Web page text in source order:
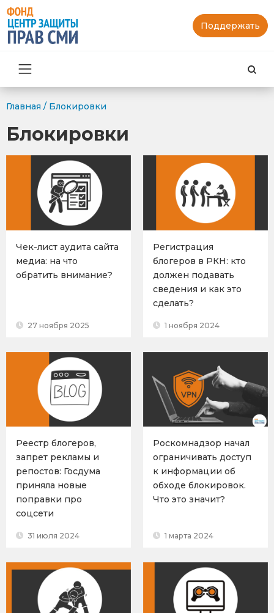
Поддержать
Главная / Блокировки
Блокировки
Чек-лист аудита сайта
медиа: на что
обратить внимание?
27 ноября 2025
Регистрация
блогеров в РКН: кто
должен подавать
сведения и как это
сделать?
1 ноября 2024
Реестр блогеров,
запрет рекламы и
репостов: Госдума
приняла новые
поправки про
соцсети
31 июля 2024
Роскомнадзор начал
ограничивать доступ
к информации об
обходе блокировок.
Что это значит?
1 марта 2024